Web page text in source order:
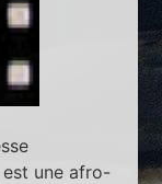
est une afro-